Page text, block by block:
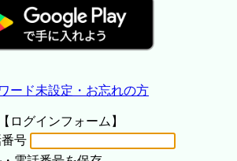
ード未設定・お忘れの方
【ログインフォーム】
号